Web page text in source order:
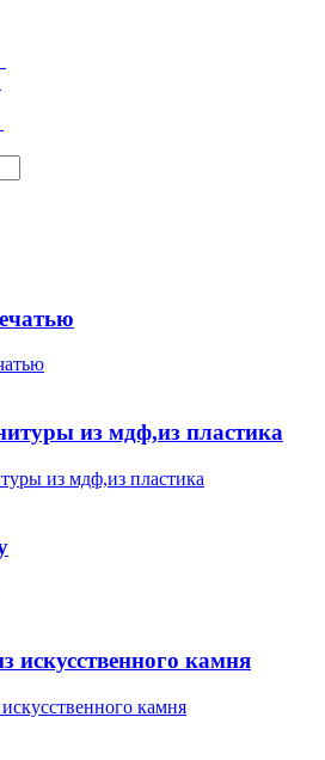
из мдф,из пластика
искусственного камня